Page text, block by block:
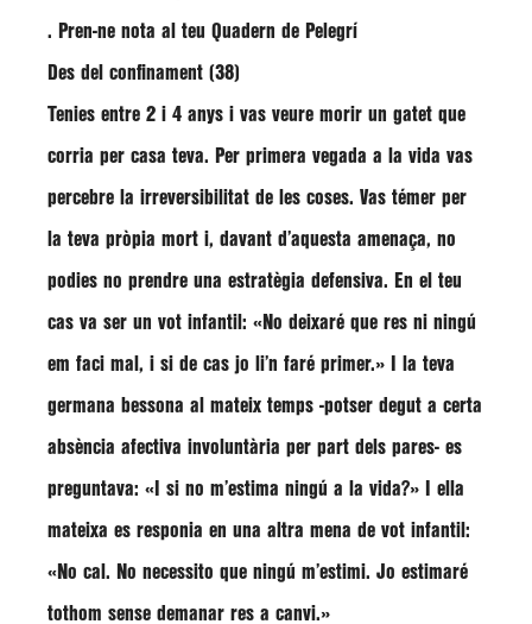
. Pren-ne nota al teu Quadern de Pelegrí
Des del confinament (38)
Tenies entre 2 i 4 anys i vas veure morir un gatet que
corria per casa teva. Per primera vegada a la vida vas
percebre la irreversibilitat de les coses. Vas témer per
la teva pròpia mort i, davant d’aquesta amenaça, no
podies no prendre una estratègia defensiva. En el teu
cas va ser un vot infantil: «No deixaré que res ni ningú
em faci mal, i si de cas jo li’n faré primer.» I la teva
germana bessona al mateix temps -potser degut a certa
absència afectiva involuntària per part dels pares- es
preguntava: «I si no m’estima ningú a la vida?» I ella
mateixa es responia en una altra mena de vot infantil:
«No cal. No necessito que ningú m’estimi. Jo estimaré
tothom sense demanar res a canvi.»